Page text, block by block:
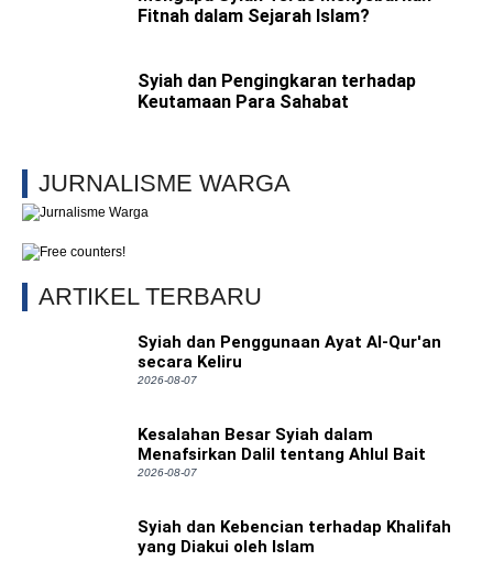
Fitnah dalam Sejarah Islam?
Syiah dan Pengingkaran terhadap
Keutamaan Para Sahabat
JURNALISME WARGA
ARTIKEL TERBARU
Syiah dan Penggunaan Ayat Al-Qur'an
secara Keliru
2026-08-07
Kesalahan Besar Syiah dalam
Menafsirkan Dalil tentang Ahlul Bait
2026-08-07
Syiah dan Kebencian terhadap Khalifah
yang Diakui oleh Islam